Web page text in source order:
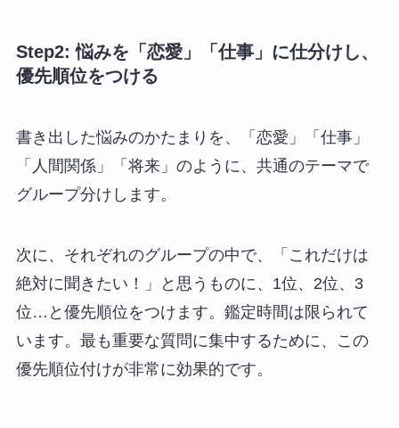
Step2: 悩みを「恋愛」「仕事」に仕分けし、
優先順位をつける
書き出した悩みのかたまりを、「恋愛」「仕事」
「人間関係」「将来」のように、共通のテーマで
グループ分けします。
次に、それぞれのグループの中で、「これだけは
絶対に聞きたい！」と思うものに、1位、2位、3
位…と優先順位をつけます。鑑定時間は限られて
います。最も重要な質問に集中するために、この
優先順位付けが非常に効果的です。